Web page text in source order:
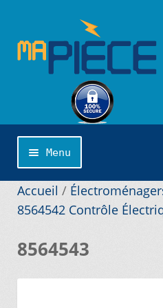
à
navigation
au
Menu
Accueil
Accueil /
8564542 Contrôle
8564543